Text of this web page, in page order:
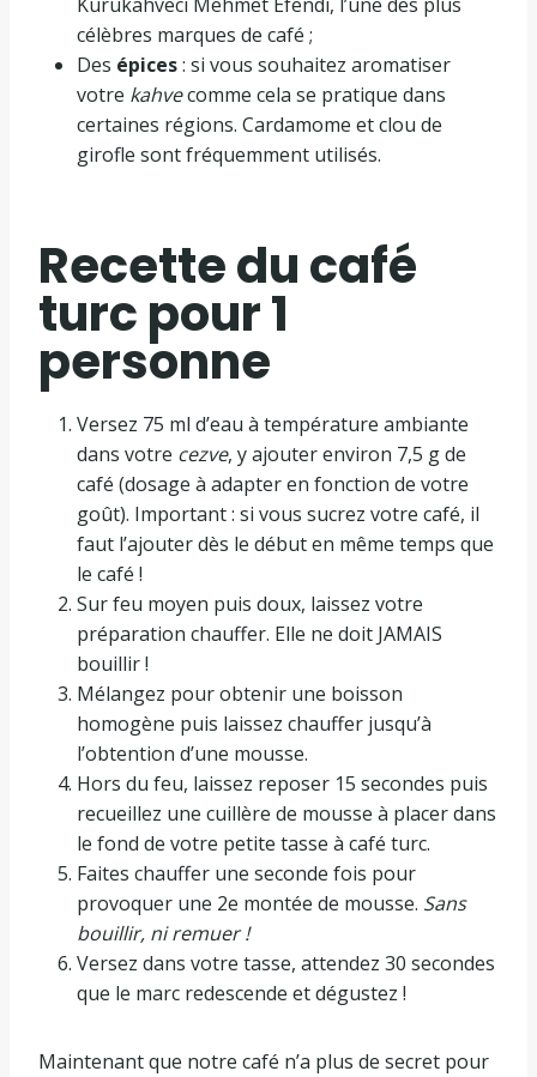
célèbres marques de café ;
Des épices: si vous souhaitez aromatiser
votre kahvecomme cela se pratique dans
certaines régions. Cardamome et clou de
girofle sont fréquemment utilisés.
Recette du café
turc pour 1
personne
Versez 75 ml d’eau à température ambiante
dans votre cezve, y ajouter environ 7,5 g de
café (dosage à adapter en fonction de votre
goût). Important : si vous sucrez votre café, il
faut l’ajouter dès le début en même temps que
le café !
Sur feu moyen puis doux, laissez votre
préparation chauffer. Elle ne doit JAMAIS
bouillir !
Mélangez pour obtenir une boisson
homogène puis laissez chauffer jusqu’à
l’obtention d’une mousse.
Hors du feu, laissez reposer 15 secondes puis
recueillez une cuillère de mousse à placer dans
le fond de votre petite tasse à café turc.
Faites chauffer une seconde fois pour
provoquer une 2e montée de mousse. Sans
bouillir, ni remuer !
Versez dans votre tasse, attendez 30 secondes
que le marc redescende et dégustez !
Maintenant que notre café n’a plus de secret pour